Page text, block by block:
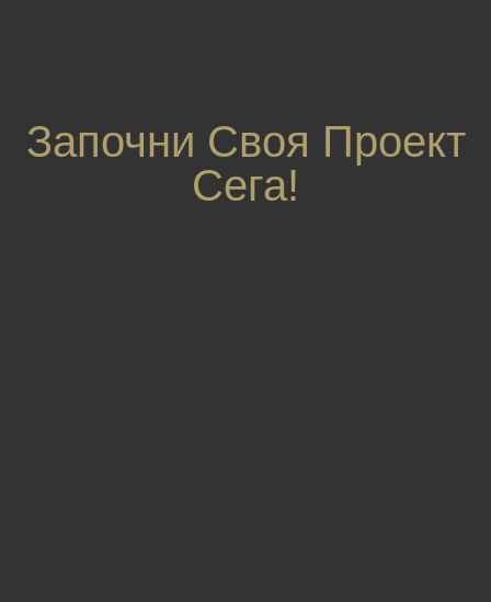
Започни Своя Проект
Сега!